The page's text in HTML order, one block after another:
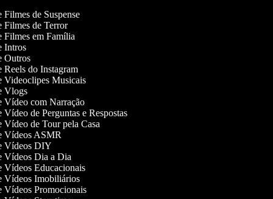
Filmes de Suspense
Filmes de Terror
Filmes em Família
Intros
Outros
Reels do Instagram
Videoclipes Musicais
Vlogs
Vídeo com Narração
Vídeo de Perguntas e Respostas
Vídeo de Tour pela Casa
Vídeos ASMR
Vídeos DIY
Vídeos Dia a Dia
Vídeos Educacionais
Vídeos Imobiliários
Vídeos Promocionais